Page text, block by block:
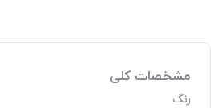
مشخصات کلی
رنگ